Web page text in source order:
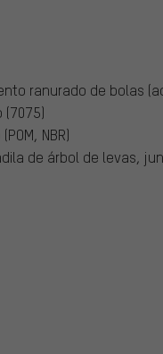
ranurado de bolas
(7075)
NBR)
de árbol de levas,